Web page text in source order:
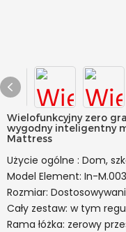
Wielofunkcyjny zero
wygodny inteligentny
Mattress
Użycie ogólne : Dom,
Model Element: In-M.003
Rozmiar:
Cały zestaw: w tym
Rama łóżka: zerowy